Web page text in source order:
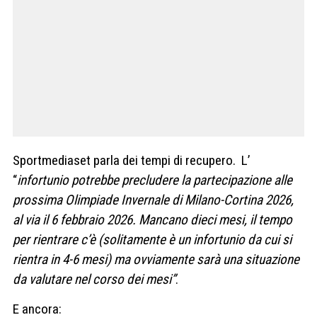
Sportmediaset parla dei tempi di recupero. L’
“infortunio potrebbe precludere la partecipazione alle
prossima Olimpiade Invernale di Milano-Cortina 2026,
al via il 6 febbraio 2026. Mancano dieci mesi, il tempo
per rientrare c’è (solitamente è un infortunio da cui si
rientra in 4-6 mesi) ma ovviamente sarà una situazione
da valutare nel corso dei mesi”.
E ancora: